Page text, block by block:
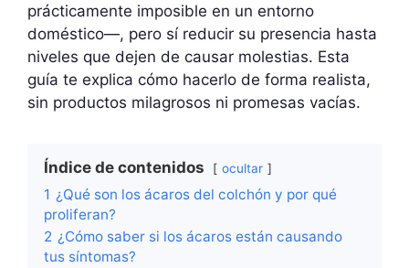
prácticamente imposible en un entorno
doméstico—, pero sí reducir su presencia hasta
niveles que dejen de causar molestias. Esta
guía te explica cómo hacerlo de forma realista,
sin productos milagrosos ni promesas vacías.
Índice de contenidos ocultar
1 ¿Qué son los ácaros del colchón y por qué
proliferan?
2 ¿Cómo saber si los ácaros están causando
tus síntomas?